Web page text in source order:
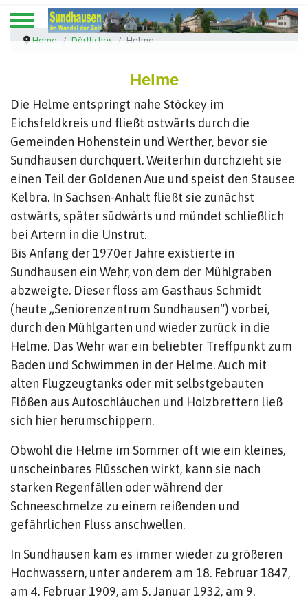
Home Dörfliches Helme
Helme
Die Helme entspringt nahe Stöckey im
Eichsfeldkreis und fließt ostwärts durch die
Gemeinden Hohenstein und Werther, bevor sie
Sundhausen durchquert. Weiterhin durchzieht sie
einen Teil der Goldenen Aue und speist den Stausee
Kelbra. In Sachsen-Anhalt fließt sie zunächst
ostwärts, später südwärts und mündet schließlich
bei Artern in die Unstrut.
Bis Anfang der 1970er Jahre existierte in
Sundhausen ein Wehr, von dem der Mühlgraben
abzweigte. Dieser floss am Gasthaus Schmidt
(heute „Seniorenzentrum Sundhausen“) vorbei,
durch den Mühlgarten und wieder zurück in die
Helme. Das Wehr war ein beliebter Treffpunkt zum
Baden und Schwimmen in der Helme. Auch mit
alten Flugzeugtanks oder mit selbstgebauten
Flößen aus Autoschläuchen und Holzbrettern ließ
sich hier herumschippern.
Obwohl die Helme im Sommer oft wie ein kleines,
unscheinbares Flüsschen wirkt, kann sie nach
starken Regenfällen oder während der
Schneeschmelze zu einem reißenden und
gefährlichen Fluss anschwellen.
In Sundhausen kam es immer wieder zu größeren
Hochwassern, unter anderem am 18. Februar 1847,
am 4. Februar 1909, am 5. Januar 1932, am 9.